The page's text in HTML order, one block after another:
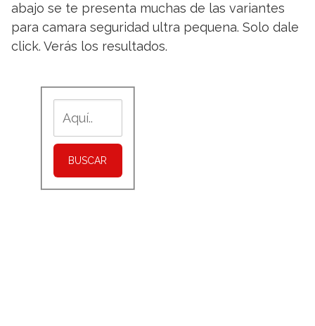
abajo se te presenta muchas de las variantes
para camara seguridad ultra pequena. Solo dale
click. Verás los resultados.
BUSCAR